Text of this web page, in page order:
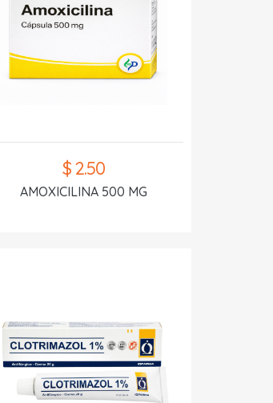
$ 2.50
AMOXICILINA 500 MG